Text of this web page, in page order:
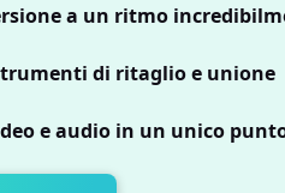
a un ritmo
di ritaglio e unione
e audio in un unico